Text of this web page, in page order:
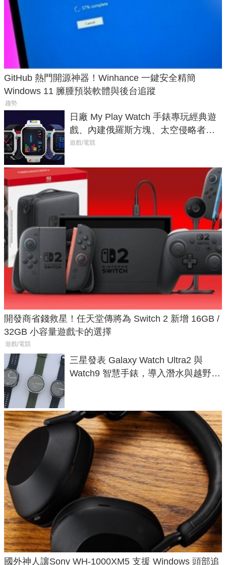
GitHub 熱門開源神器！Winhance 一鍵安全精簡
Windows 11 臃腫預裝軟體與後台追蹤
趨勢
日廠 My Play Watch 手錶專玩經典遊
戲、內建俄羅斯方塊、太空侵略者，
不過竟然不能連手機？
遊戲/電競
開發商省錢救星！任天堂傳將為 Switch 2 新增 16GB /
32GB 小容量遊戲卡的選擇
遊戲/電競
三星發表 Galaxy Watch Ultra2 與
Watch9 智慧手錶，導入潛水與越野跑
國外神人讓Sony WH-1000XM5 支援 Windows 頭部追